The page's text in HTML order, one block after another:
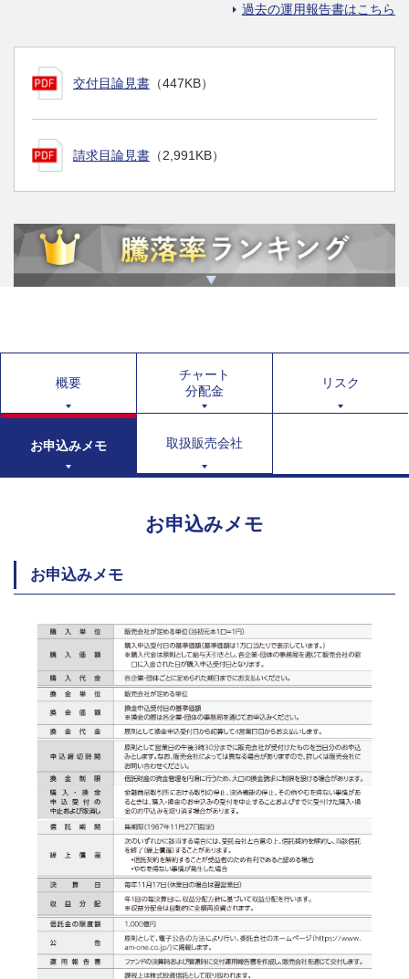
過去の運用報告書はこちら
交付目論見書 （447KB）
請求目論見書 （2,991KB）
概要
チャート
分配金
リスク
お申込みメモ 取扱販売会社
お申込みメモ
お申込みメモ